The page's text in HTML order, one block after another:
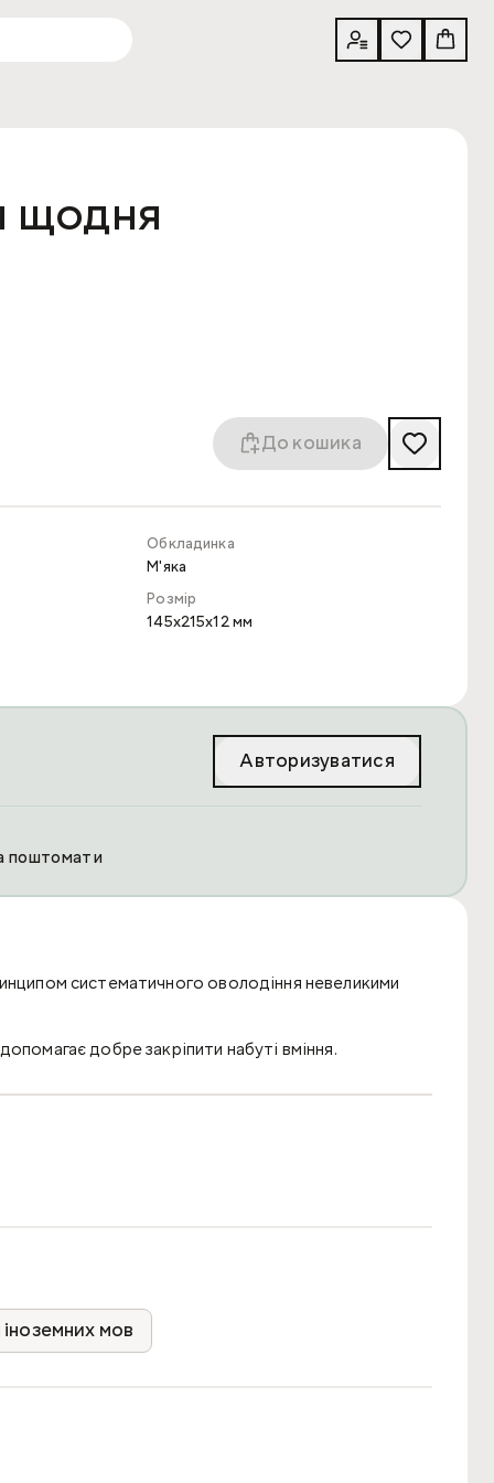
щодня
До кошика
Обкладинка
М'яка
Розмір
145x215x12 мм
Авторизуватися
поштомати
систематичного оволодіння невеликими
добре закріпити набуті вміння.
мов